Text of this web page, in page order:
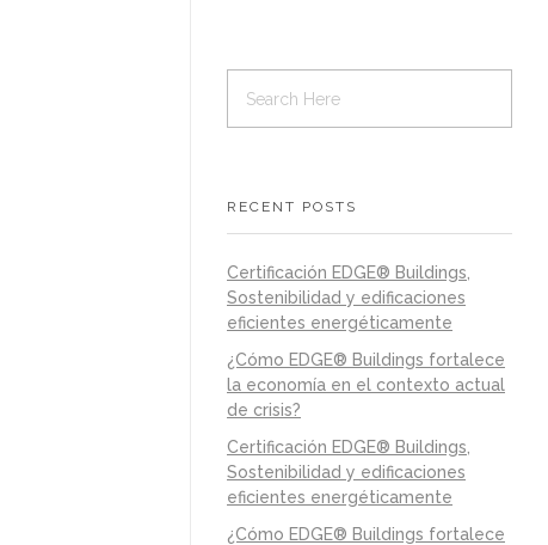
RECENT POSTS
Certificación EDGE® Buildings,
Sostenibilidad y edificaciones
eficientes energéticamente
¿Cómo EDGE® Buildings fortalece
la economía en el contexto actual
de crisis?
Certificación EDGE® Buildings,
Sostenibilidad y edificaciones
eficientes energéticamente
¿Cómo EDGE® Buildings fortalece